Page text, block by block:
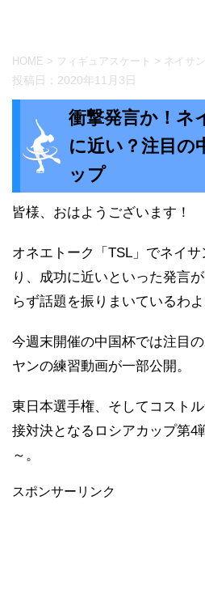
HOME > フィギュアスケート > ネイサ
投稿日： 2020年11月3日
衝撃発言か！ネ
に近い？注目の
ップ
皆様、おはようございます！
オネエトーク「TSL」でネイ
り、成功に近いといった発言
らず話題を振りまいているわよ
今週末開催の中国杯では注目
ヤンの練習動画が一部公開。
東日本選手権、そしてコスト
接対決となるロシアカップ第4
～。
スポンサーリンク